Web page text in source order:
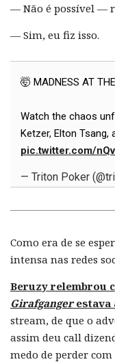
— Não é possível —
— Sim, eu fiz isso.
🤯 MADNESS AT
Watch the chaos
Ketzer, Elton Tsang,
pic.twitter.com/
— Triton Poker
Como era de se
intensa nas redes
Beruzy relembrou
Girafgangerestava
stream, de que o
assim deu call
medo de perder com